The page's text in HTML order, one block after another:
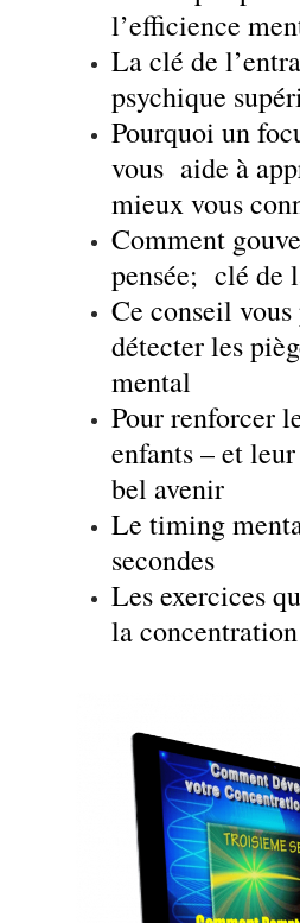
l’efficience
La clé de
psychique
Pourquoi un
vous aide à
mieux vous
Comment
pensée; clé de
Ce conseil
détecter les
mental
Pour renforcer
enfants – et
bel avenir
Le timing
secondes
Les exercices
la